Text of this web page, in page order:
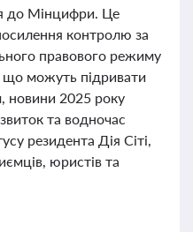
до Мінцифри. Це
контролю за
правового режиму
можуть підривати
новини 2025 року
та водночас
резидента Дія Сіті,
юристів та